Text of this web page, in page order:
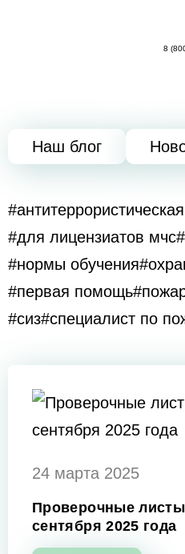
8
Наш блог
#для лицензиатов мчс
#нормы обучения
#первая помощь
#сиз#специалист по
24 марта 2025
Проверочные
сентября 2025 года